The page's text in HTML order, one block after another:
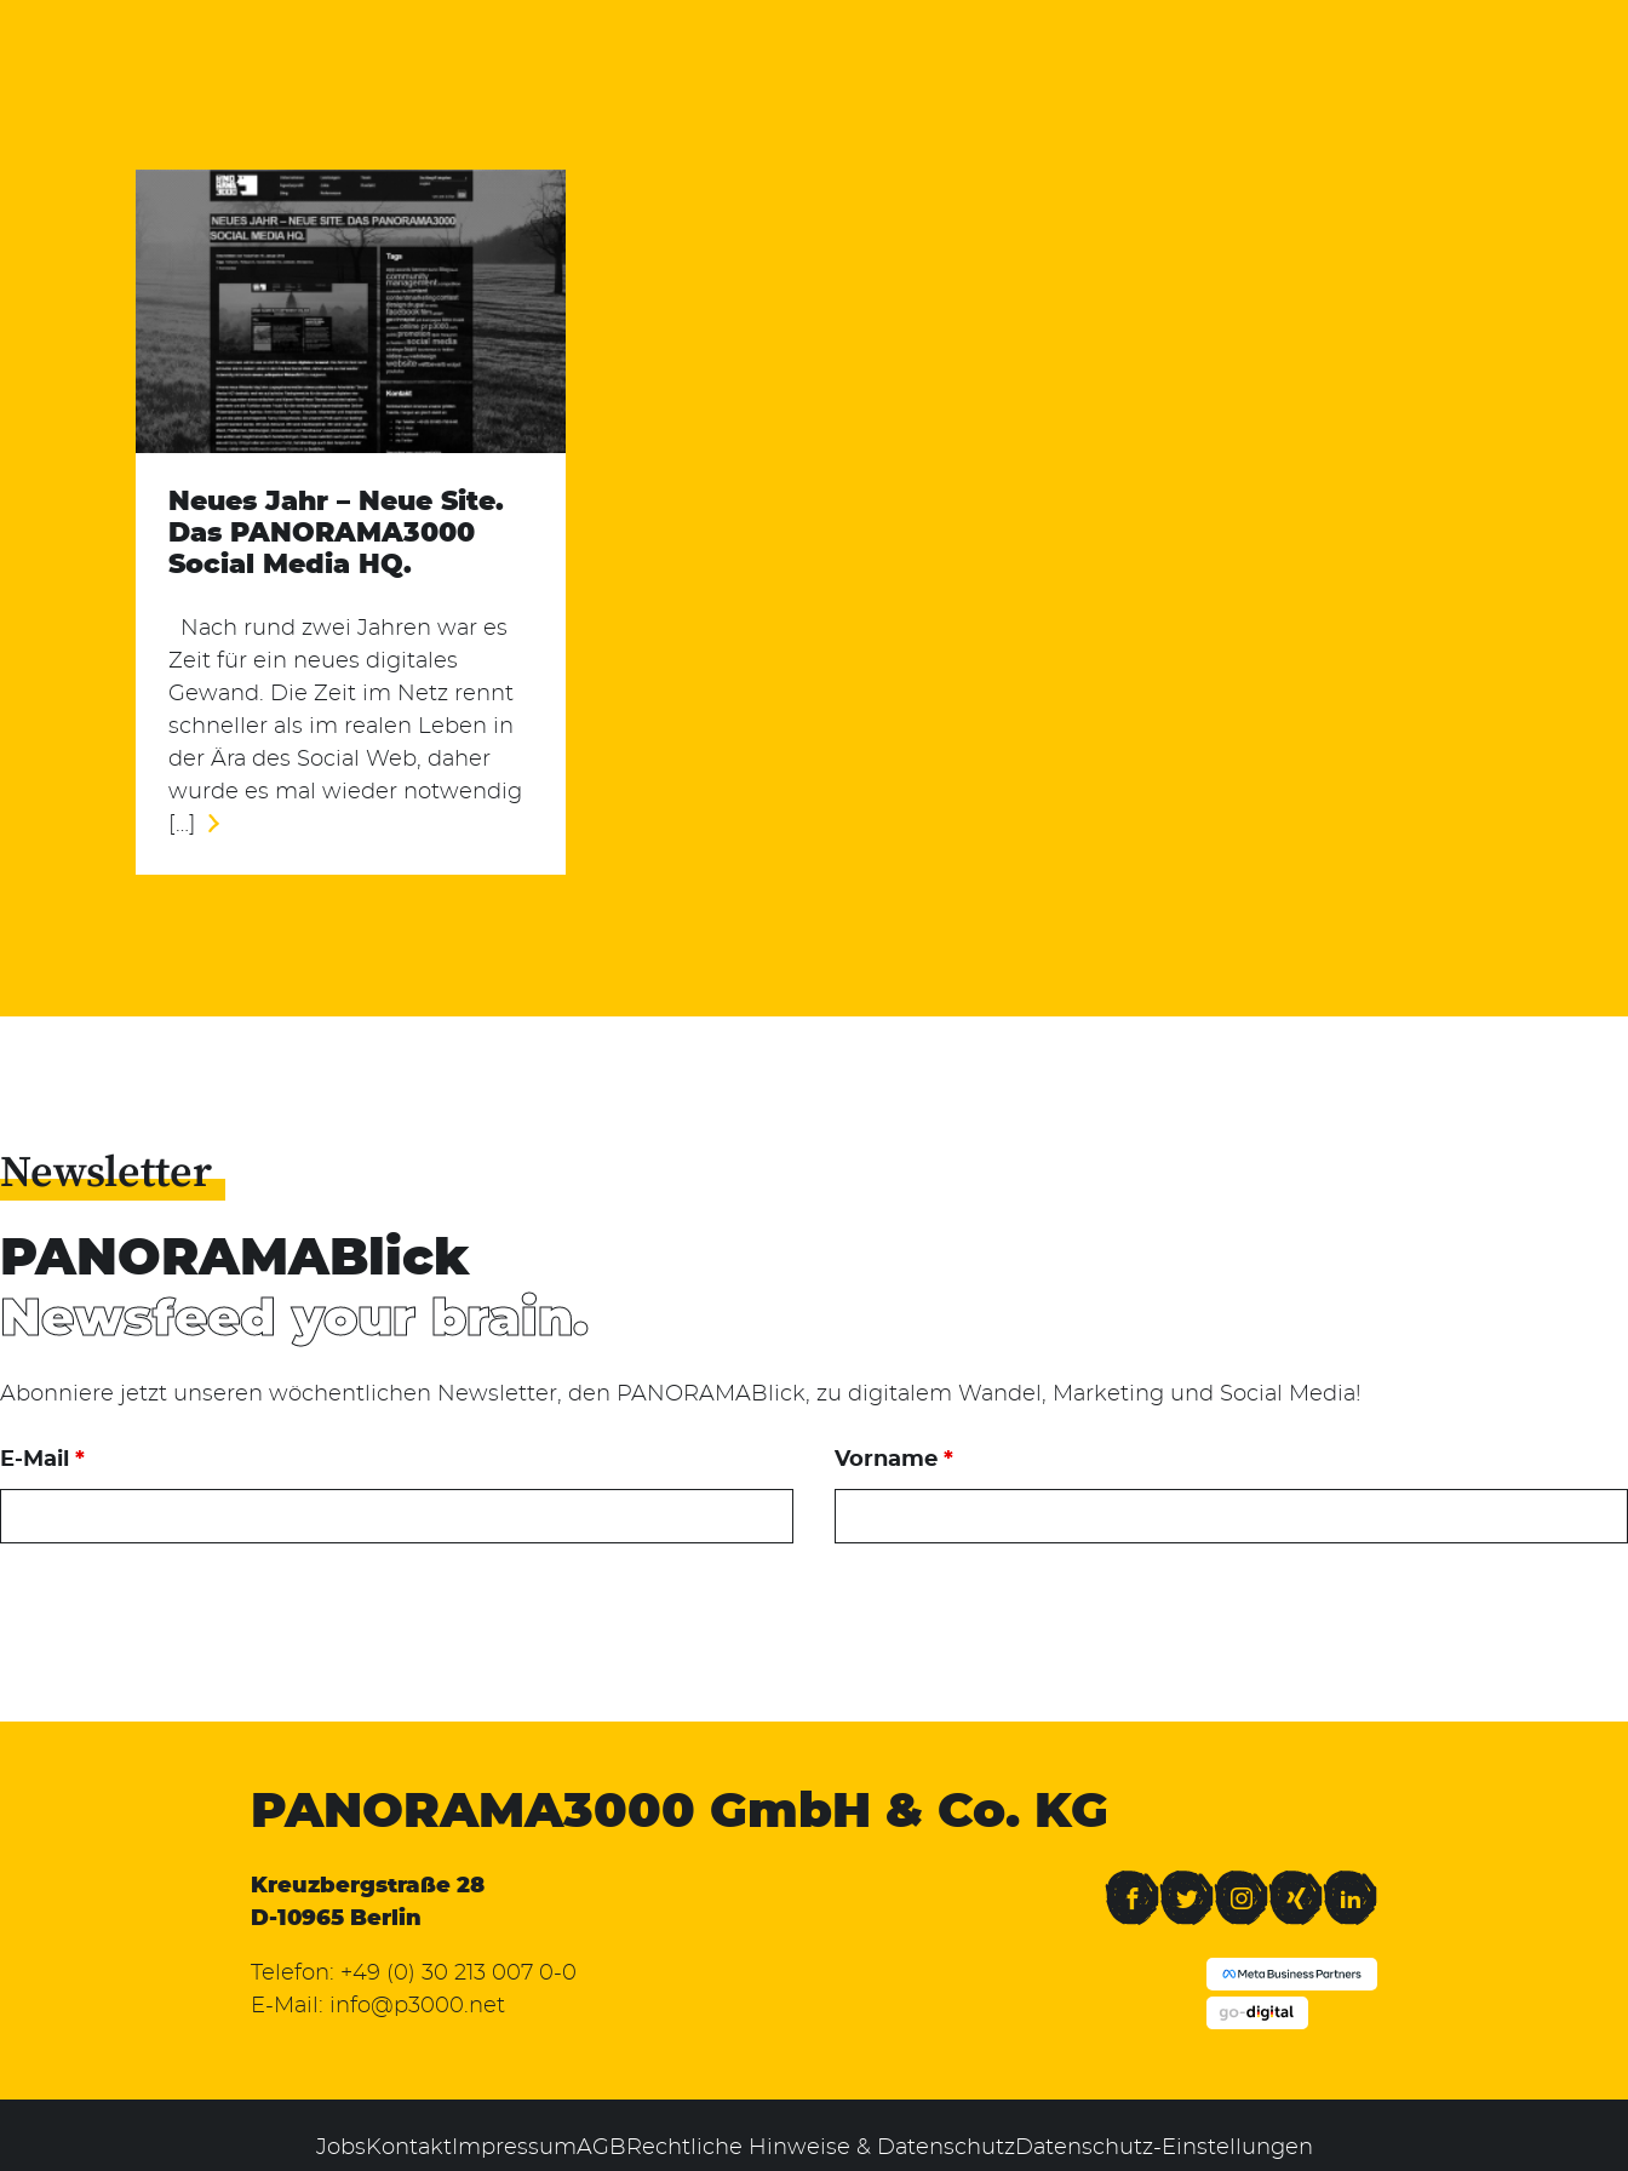
Suchen
Neues Jahr – Neue Site.
Das PANORAMA3000
Social Media HQ.
Nach rund zwei Jahren war es
Zeit für ein neues digitales
Gewand. Die Zeit im Netz rennt
schneller als im realen Leben in
der Ära des Social Web, daher
wurde es mal wieder notwendig
[…]
Newsletter
PANORAMABlick
Newsfeed your brain.
Abonniere jetzt unseren wöchentlichen Newsletter, den PANORAMABlick, zu digitalem Wandel, Marketing und Social Media!
E-Mail * Vorname*
PANORAMA3000 GmbH & Co. KG
Kreuzbergstraße 28
D-10965 Berlin
Telefon: +49 (0) 30 213 007 0-0
E-Mail: info@p3000.net
FacebookTwitterInstagramXing LinkedIn
Jobs KontaktImpressumAGB Rechtliche Hinweise & DatenschutzDatenschutz-Einstellungen